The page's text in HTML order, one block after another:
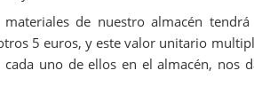
de nuestro almacén
5 euros, y este valor unitario
cada uno de ellos en el almacén, nos